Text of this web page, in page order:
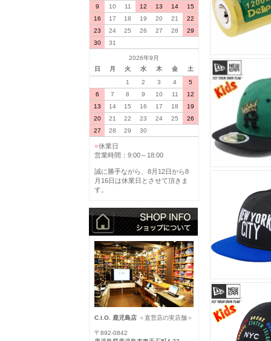
9
10 11 12 13 14
15
16
17 18 19 20 21
22
23
24 25 26 27 28
29
30
31
2026年9月
日
月 火 水 木 金
土
1
2 3 4
5
6
7 8 9 10 11
12
13
14 15 16 17 18
19
20
21 22 23 24 25
26
27
28 29 30
■休業日
営業時間：9:00～18:00
誠に勝手ながら、8月12日から8
月16日は休業日とさせて頂きま
す。
C.I.O. 鹿児島店 ＜直営店の実店舗＞
〒892-0842